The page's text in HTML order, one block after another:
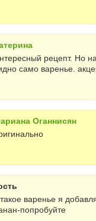
рецепт. Но
само варенье.
Оганнисян
варенье я
попробуйте